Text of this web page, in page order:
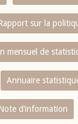
sur la
mensuel de
Annuaire
d’information